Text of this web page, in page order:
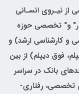
از نیـروی انسـانی
و" تخصصی حوزه
و کارشناسی ارشد) و
فوق دیپلم) از بین
بانک در سراسر
تخصصی، رفتاری-